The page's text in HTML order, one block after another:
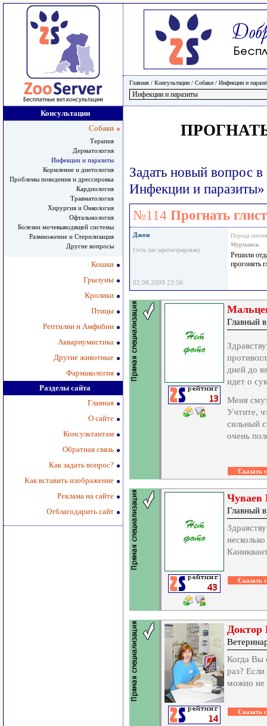
Главная / Консультации / Собаки / Инфекции и
Консультации
Собаки
Терапия
Дерматология
Инфекции и паразиты
Кормление и диетология
Проблемы поведения и дрессировка
Кардиология
Травматология
Хирургия и Онкология
Офтальмология
Болезни мочевыводящей системы
Размножение и Стерилизация
Другие вопросы
Кошки
Грызуны
Кролики
Птицы
Рептилии и Амфибии
Аквариумистика
Другие животные
Фармакология
Разделы сайта
Главная
О сайте
Консультантам
Обратная связь
Как задать вопрос?
Как вставить изображение
Реклама на сайте
Отблагодарить сайт
Задать новый вопрос
Инфекции и паразиты»
№114 Прогнать
Джон
Гость (не зарегистрирован)
Порода
Мурманск
Решили
прогонять
02.08.2009 23:56
Главный
дней до
идет о
Меня
Учтите,
сильный
очень
Чуваев
Главный
Когда Вы
раз?
можно не